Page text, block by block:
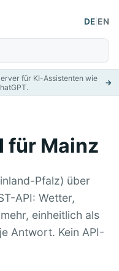
DE EN
für KI-Assistenten wie
→
für Mainz
Pfalz) über
API: Wetter,
einheitlich als
Antwort. Kein API-